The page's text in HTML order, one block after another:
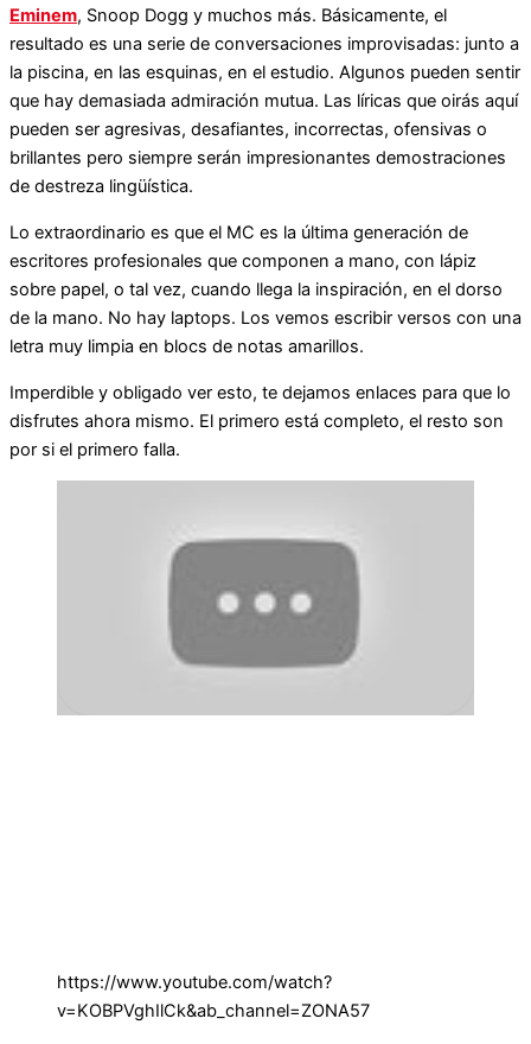
Eminem, Snoop Dogg y muchos más. Básicamente, el
resultado es una serie de conversaciones improvisadas: junto a
la piscina, en las esquinas, en el estudio. Algunos pueden sentir
que hay demasiada admiración mutua. Las líricas que oirás aquí
pueden ser agresivas, desafiantes, incorrectas, ofensivas o
brillantes pero siempre serán impresionantes demostraciones
de destreza lingüística.
Lo extraordinario es que el MC es la última generación de
escritores profesionales que componen a mano, con lápiz
sobre papel, o tal vez, cuando llega la inspiración, en el dorso
de la mano. No hay laptops. Los vemos escribir versos con una
letra muy limpia en blocs de notas amarillos.
Imperdible y obligado ver esto, te dejamos enlaces para que lo
disfrutes ahora mismo. El primero está completo, el resto son
por si el primero falla.
https://www.youtube.com/watch?
v=KOBPVghIlCk&ab_channel=ZONA57